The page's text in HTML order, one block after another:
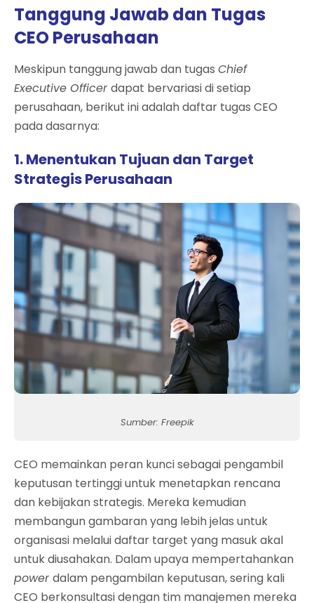
Tanggung Jawab dan Tugas
CEO Perusahaan
Meskipun tanggung jawab dan tugas Chief
Executive Officerdapat bervariasi di setiap
perusahaan, berikut ini adalah daftar tugas CEO
pada dasarnya:
1. Menentukan Tujuan dan Target
Strategis Perusahaan
Sumber: Freepik
CEO memainkan peran kunci sebagai pengambil
keputusan tertinggi untuk menetapkan rencana
dan kebijakan strategis. Mereka kemudian
membangun gambaran yang lebih jelas untuk
organisasi melalui daftar target yang masuk akal
untuk diusahakan. Dalam upaya mempertahankan
powerdalam pengambilan keputusan, sering kali
CEO berkonsultasi dengan tim manajemen mereka